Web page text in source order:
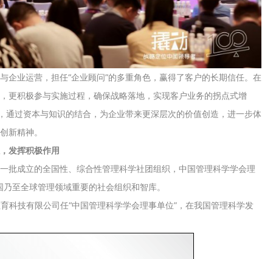
企业运营，担任“企业顾问”的多重角色，赢得了客户的长期信任。在
更积极参与实施过程，确保战略落地，实现客户业务的拐点式增
通过资本与知识的结合，为企业带来更深层次的价值创造，进一步体
新精神。
发挥积极作用
批成立的全国性、综合性管理科学社团组织，中国管理科学学会理
至全球管理领域重要的社会组织和智库。
科技有限公司任“中国管理科学学会理事单位”，在我国管理科学发